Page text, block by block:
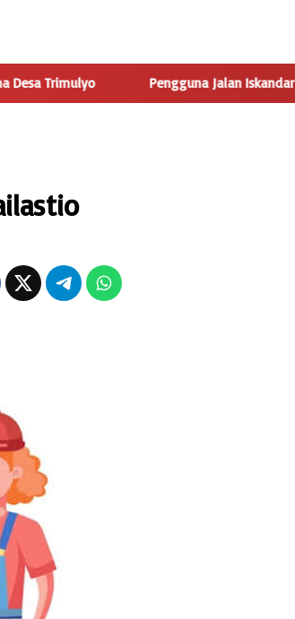
Pengguna Jalan Iskandar Muda Sambut